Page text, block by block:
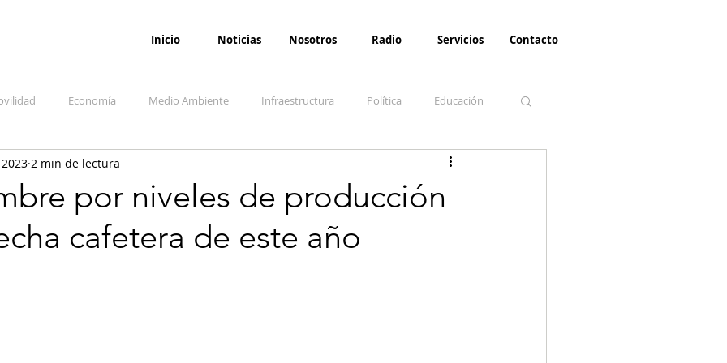
Inicio Noticias Nosotros Radio Servicios Contacto
Economía Medio Ambiente Infraestructura Política Educación
Salud Opinión Paz
y sociedad Denuncia Ciudadana Conflicto armado interno
por niveles de producción
cafetera de este año
2 min de lectura